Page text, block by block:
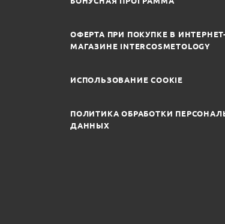
ОФЕРТА ПРИ ПОКУПКЕ В ИНТЕРНЕТ-
МАГАЗИНЕ INTERCOSMETOLOGY
ИСПОЛЬЗОВАНИЕ COOKIE
ПОЛИТИКА ОБРАБОТКИ
ДАННЫХ